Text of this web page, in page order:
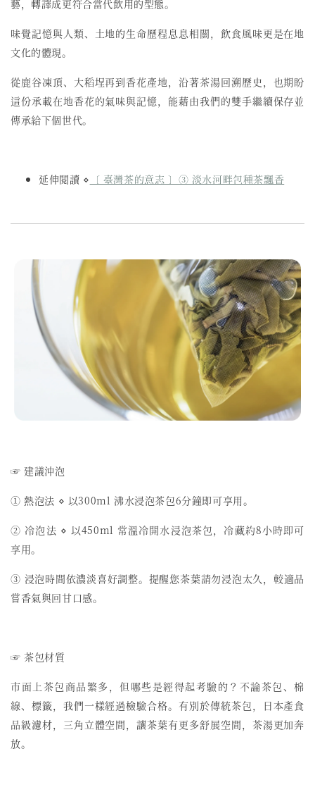
藝，轉譯成更符合當代飲用的型態。
味覺記憶與人類、土地的生命歷程息息相關，飲食風味更是在地
文化的體現。
從鹿谷凍頂、大稻埕再到香花產地，沿著茶湯回溯歷史，也期盼
這份承載在地香花的氣味與記憶，能藉由我們的雙手繼續保存並
傳承給下個世代。
延伸閱讀 ⋄ 〔 臺灣茶的意志 〕③ 淡水河畔包種茶飄香
☞ 建議沖泡
① 熱泡法 ⋄ 以300ml 沸水浸泡茶包6分鐘即可享用。
② 冷泡法 ⋄ 以450ml 常溫冷開水浸泡茶包，冷藏約8小時即可
享用。
③ 浸泡時間依濃淡喜好調整。提醒您茶葉請勿浸泡太久，較適品
嘗香氣與回甘口感。
☞ 茶包材質
市面上茶包商品繁多，但哪些是經得起考驗的？不論茶包、棉
線、標籤，我們一樣經過檢驗合格。有別於傳統茶包，日本產食
品級濾材，三角立體空間，讓茶葉有更多舒展空間，茶湯更加奔
放。